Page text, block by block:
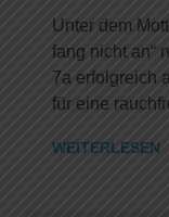
Unter dem
fang nicht an“
7a erfolgreich
für eine
WEITERLESEN